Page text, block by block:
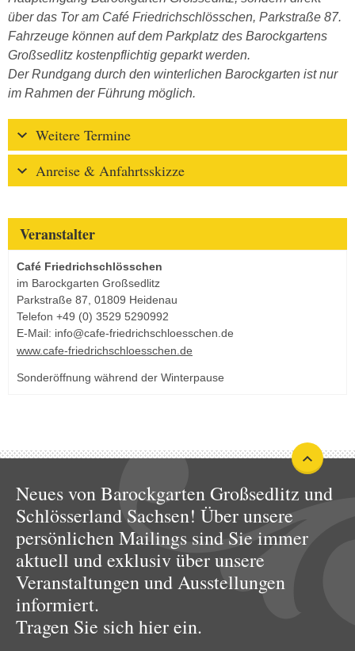
über das Tor am Café Friedrichschlösschen, Parkstraße 87.
Fahrzeuge können auf dem Parkplatz des Barockgartens
Großsedlitz kostenpflichtig geparkt werden.
Der Rundgang durch den winterlichen Barockgarten ist nur
im Rahmen der Führung möglich.
Weitere Termine
Anreise & Anfahrtsskizze
Veranstalter
Café Friedrichschlösschen
im Barockgarten Großsedlitz
Parkstraße 87, 01809 Heidenau
Telefon +49 (0) 3529 5290992
E-Mail: info@cafe-friedrichschloesschen.de
www.cafe-friedrichschloesschen.de
Sonderöffnung während der Winterpause
Neues von Barockgarten Großsedlitz und
Schlösserland Sachsen! Über unsere
persönlichen Mailings sind Sie immer
aktuell und exklusiv über unsere
Veranstaltungen und Ausstellungen
informiert.
Tragen Sie sich hier ein.